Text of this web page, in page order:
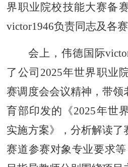
界职业院校技能大赛备
victor1946负责同志及各
会上，伟德国际
了公司 2025年世界职业
赛调度会会议精神，带领
育部印发的《2025年世
实施方案》，分析解读了
赛道参赛对象专业要求